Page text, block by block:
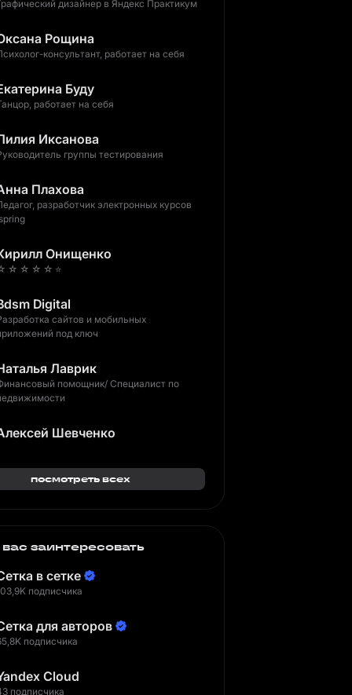
дизайнер в Яндекс Практикум
Рощина
консультант, работает на себя
Буду
работает на себя
Иксанова
группы тестирования
Плахова
разработчик электронных курсов
Онищенко
☆ ☆ ☆ ☆ ⭐️
Digital
сайтов и мобильных
под ключ
Лаврик
помощник/ Специалист по
Шевченко
посмотреть всех
заинтересовать
в сетке
подписчика
для авторов
подписчика
Cloud
подписчика